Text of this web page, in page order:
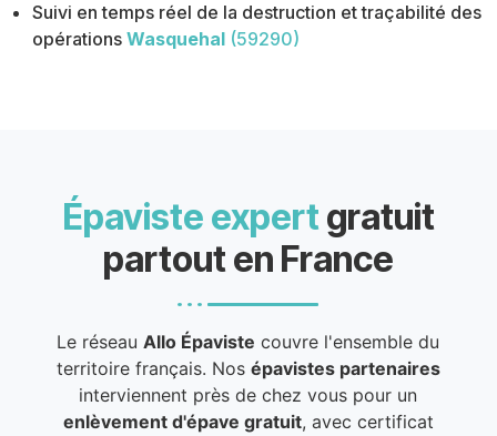
Suivi en temps réel de la destruction et traçabilité des
opérations Wasquehal (59290)
Épaviste expertgratuit
partout en France
Le réseauAllo Épaviste couvre l'ensemble du
territoire français. Nos épavistes partenaires
interviennent près de chez vous pour un
enlèvement d'épave gratuit, avec certificat